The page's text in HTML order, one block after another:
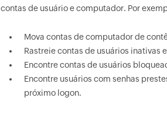
contas de usuário e computador. Por
Mova contas de computador de
Rastreie contas de usuários inativas
Encontre contas de usuários
Encontre usuários com senhas
próximo logon.